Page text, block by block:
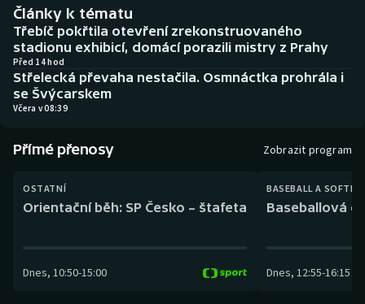
Basketbal
Biatlon
Boby a skeleton
Box
Curling
Historické návraty
Aplikace ČT sport
AZ kvíz
Články k tématu
Třebíč pokřtila otevření zrekonstruovaného
stadionu exhibicí, domácí porazili mistry z Prahy
Před 14 hod
Střelecká převaha nestačila. Osmnáctka prohrála i
se Švýcarskem
Včera v 08:39
Přímé přenosy Zobrazit program
OSTATNÍ
Orientační běh: SP Česko – štafeta
Dnes, 10:50-15:00
BASEBALL A
Baseballová
Dnes, 12:55-16:15